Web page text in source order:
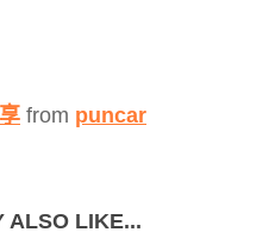
from puncar
ALSO LIKE...